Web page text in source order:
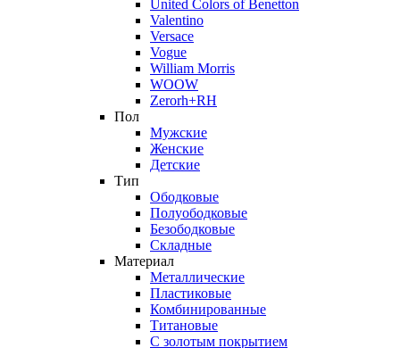
United Colors of Benetton
Valentino
Versace
Vogue
William Morris
WOOW
Zerorh+RH
Пол
Мужские
Женские
Детские
Тип
Ободковые
Полуободковые
Безободковые
Складные
Материал
Металлические
Пластиковые
Комбинированные
Титановые
С золотым покрытием